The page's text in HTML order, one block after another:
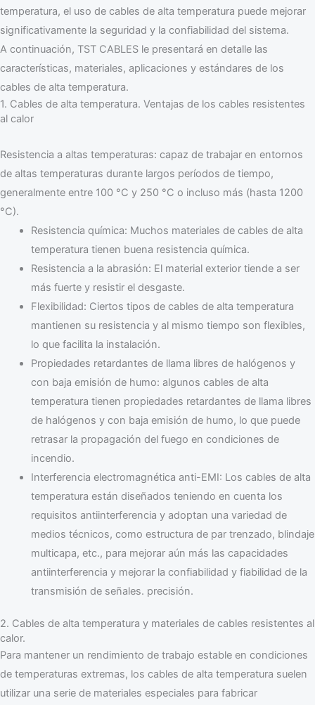
temperatura, el uso de cables de alta temperatura puede mejorar
significativamente la seguridad y la confiabilidad del sistema.
A continuación, TST CABLES le presentará en detalle las
características, materiales, aplicaciones y estándares de los
cables de alta temperatura.
1. Cables de alta temperatura. Ventajas de los cables resistentes
al calor
Resistencia a altas temperaturas: capaz de trabajar en entornos
de altas temperaturas durante largos períodos de tiempo,
generalmente entre 100 °C y 250 °C o incluso más (hasta 1200
°C).
Resistencia química: Muchos materiales de cables de alta
temperatura tienen buena resistencia química.
Resistencia a la abrasión: El material exterior tiende a ser
más fuerte y resistir el desgaste.
Flexibilidad: Ciertos tipos de cables de alta temperatura
mantienen su resistencia y al mismo tiempo son flexibles,
lo que facilita la instalación.
Propiedades retardantes de llama libres de halógenos y
con baja emisión de humo: algunos cables de alta
temperatura tienen propiedades retardantes de llama libres
de halógenos y con baja emisión de humo, lo que puede
retrasar la propagación del fuego en condiciones de
incendio.
Interferencia electromagnética anti-EMI: Los cables de alta
temperatura están diseñados teniendo en cuenta los
requisitos antiinterferencia y adoptan una variedad de
medios técnicos, como estructura de par trenzado, blindaje
multicapa, etc., para mejorar aún más las capacidades
antiinterferencia y mejorar la confiabilidad y fiabilidad de la
transmisión de señales. precisión.
2. Cables de alta temperatura y materiales de cables resistentes al
calor.
Para mantener un rendimiento de trabajo estable en condiciones
de temperaturas extremas, los cables de alta temperatura suelen
utilizar una serie de materiales especiales para fabricar